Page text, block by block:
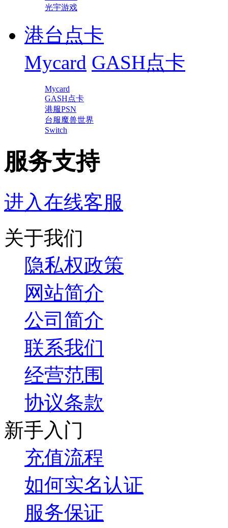
光宇游戏
港台点卡
Mycard GASH点卡
Mycard
GASH点卡
港服PSN
台服魔兽世界
Switch
服务支持
进入在线客服
关于我们
隐私权政策
网站简介
公司简介
联系我们
经营范围
协议条款
新手入门
充值流程
如何实名认证
服务保证